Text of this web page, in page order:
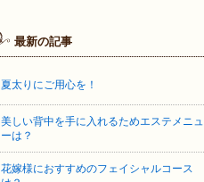
最新の記事
夏太りにご用心を！
美しい背中を手に入れるためエステメニュ
ーは？
花嫁様におすすめのフェイシャルコース